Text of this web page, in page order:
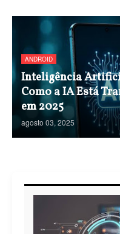
ANDROID
Inteligência
Como a IA Está
em 2025
agosto 03, 2025